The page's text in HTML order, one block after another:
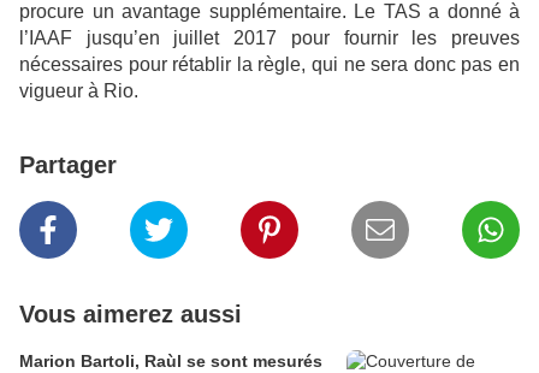
procure un avantage supplémentaire. Le TAS a donné à
l’IAAF jusqu’en juillet 2017 pour fournir les preuves
nécessaires pour rétablir la règle, qui ne sera donc pas en
vigueur à Rio.
Partager
Vous aimerez aussi
Marion Bartoli, Raùl se sont mesurés